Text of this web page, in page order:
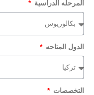
المرحله الدراسية
الدول المتاحه
التخصصات